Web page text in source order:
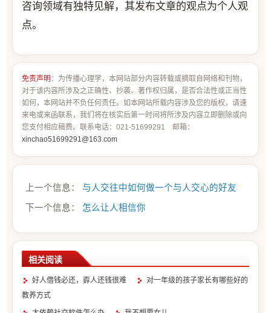
咨询领域有独特见解，其发布文章的观点为个人观
点。
免责声明 ：为传播心理学，本网站部分内容转载或摘取自网络和刊物，
对于该内容所涉及之正确性、抄袭、著作权归属，是否合法性或正当性
如何，本网站并不负任何责任。如本网站所载内容涉及您的版权，请速
来电或来函联系，我们将在核实后第一时间将所涉及内容立即删除或向
您支付相应稿费。联系电话：021-51699291 邮箱：
xinchao51699291@163.com
上一个信息： 与人交往中如何做一个与人交心的好友
下一个信息： 怎么让人相信你
相关阅读
好人借钱必还，孬人还钱很难
对一年级的孩子家长有哪些好的
教养方式